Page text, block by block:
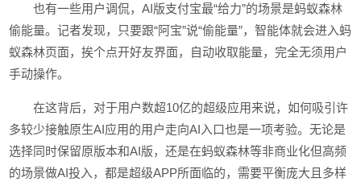
也有一些用户调侃，AI版支付宝最“给力”的场景是蚂蚁森林
偷能量。记者发现，只要跟“阿宝”说“偷能量”，智能体就会进入蚂
蚁森林页面，挨个点开好友界面，自动收取能量，完全无须用户
手动操作。
在这背后，对于用户数超10亿的超级应用来说，如何吸引许
多较少接触原生AI应用的用户走向AI入口也是一项考验。无论是
选择同时保留原版本和AI版，还是在蚂蚁森林等非商业化但高频
的场景做AI投入，都是超级APP所面临的，需要平衡庞大且多样